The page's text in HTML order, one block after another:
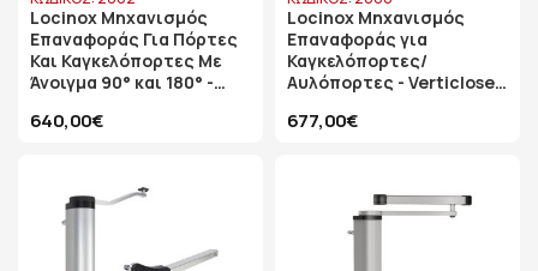
Locinox Μηχανισμός
Επαναφοράς Για Πόρτες
Και Καγκελόπορτες Με
Άνοιγμα 90° και 180° -
640,00€
Locinox Μηχανισμός
Επαναφοράς για
Καγκελόπορτες/
Αυλόπορτες - Verticlose
677,00€